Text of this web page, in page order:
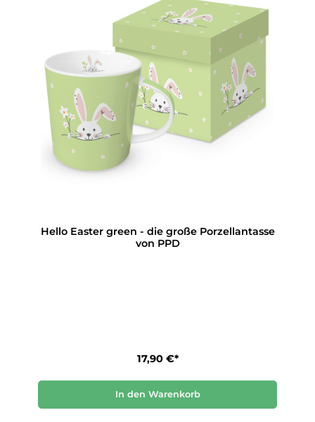
Hello Easter green - die große Porzellantasse
von PPD
17,90 €*
In den Warenkorb